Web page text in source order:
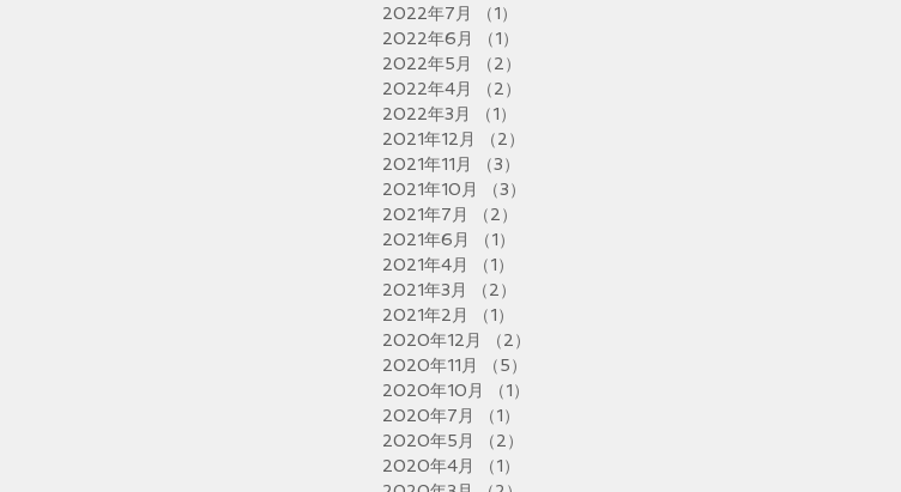
2022年7月
（1）
2022年6月
（1）
2022年5月
（2）
2022年4月
（2）
2022年3月
（1）
2021年12月
（2）
2021年11月
（3）
2021年10月
（3）
2021年7月
（2）
2021年6月
（1）
2021年4月
（1）
2021年3月
（2）
2021年2月
（1）
2020年12月
（2）
2020年11月
（5）
2020年10月
（1）
2020年7月
（1）
2020年5月
（2）
2020年4月
（1）